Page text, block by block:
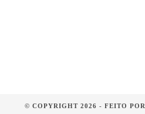
© COPYRIGHT 2026 - FEITO POR